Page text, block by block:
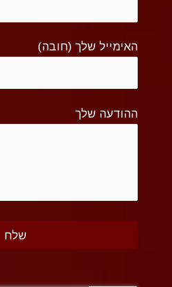
האימייל שלך (חובה)
ההודעה שלך